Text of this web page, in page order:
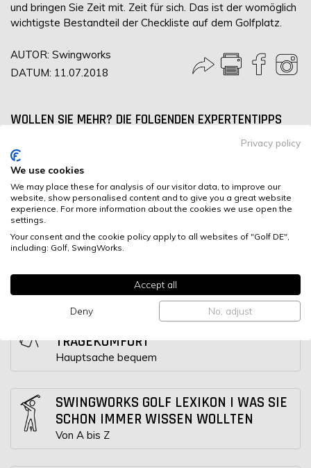
und bringen Sie Zeit mit. Zeit für sich. Das ist der womöglich
wichtigste Bestandteil der Checkliste auf dem Golfplatz.
AUTOR: Swingworks
DATUM: 11.07.2018
WOLLEN SIE MEHR? DIE FOLGENDEN EXPERTENTIPPS
GOLFREISEN – URLAUB, SPASS UND
LERNERFOLG VEREINEN
UMWELT & GOLF: PASST DAS
ZUSAMMEN?
ZWISCHEN MODESÜNDEN UND
TRAGEKOMFORT
Hauptsache bequem
SWINGWORKS GOLF LEXIKON | WAS SIE
SCHON IMMER WISSEN WOLLTEN
Von A bis Z
Privacy policy
We use cookies
We may place these for analysis of our visitor data, to improve our
website, show personalised content and to give you a great website
experience. For more information about the cookies we use open the
settings.
Your consent and the cookie policy apply to all websites of "Golf DE",
including: Golf, SwingWorks.
Accept all
Deny No, adjust